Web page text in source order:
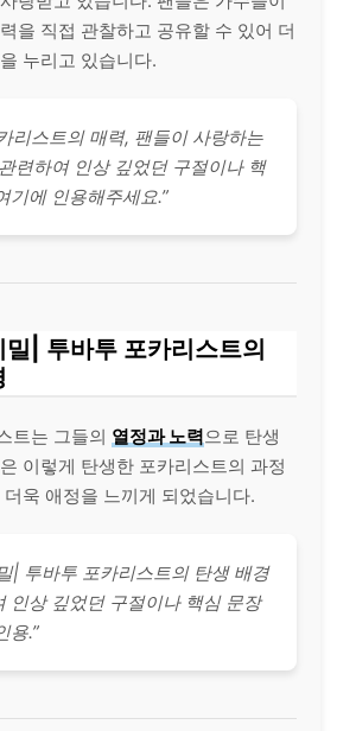
을 직접 관찰하고 공유할 수 있어 더
누리고 있습니다.
리스트의 매력, 팬들이 사랑하는
련하여 인상 깊었던 구절이나 핵
기에 인용해주세요.”
밀| 투바투 포카리스트의
트는 그들의 열정과 노력으로 탄생
이렇게 탄생한 포카리스트의 과정
욱 애정을 느끼게 되었습니다.
| 투바투 포카리스트의 탄생 배경
인상 깊었던 구절이나 핵심 문장
용.”